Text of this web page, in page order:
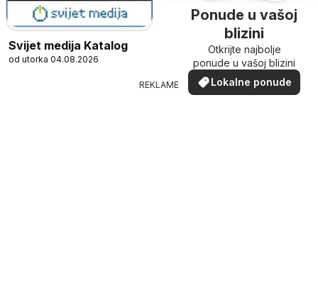
Svijet medija Katalog
od utorka 04.08.2026
Ponude u vašoj
blizini
Otkrijte najbolje
ponude u vašoj blizini
Lokalne ponude
REKLAME